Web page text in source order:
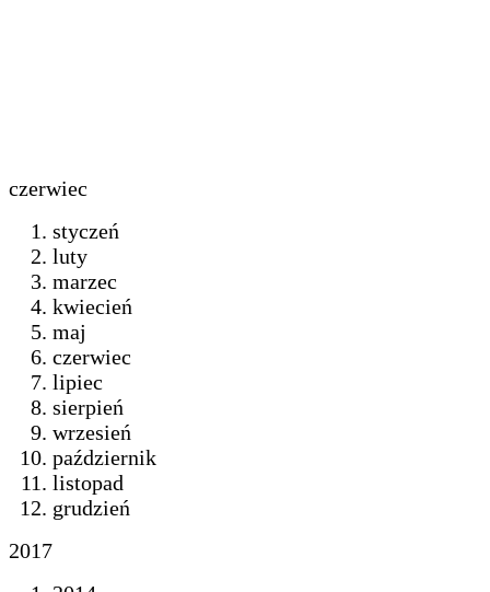
czerwiec
styczeń
luty
marzec
kwiecień
maj
czerwiec
lipiec
sierpień
wrzesień
październik
listopad
grudzień
2017